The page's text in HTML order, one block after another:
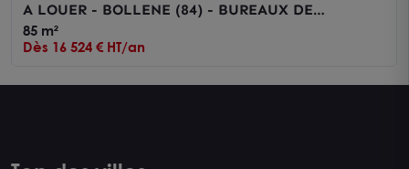
A LOUER - BOLLENE (84) - BUREAUX DE
STANDING D'ENVIRON 84 m2 DANS UNE HÔTEL
PARTICULIER
85 m²
Dès 16 524 € HT/an